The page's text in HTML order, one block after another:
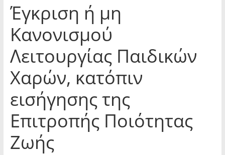
Έγκριση ή μη
Κανονισμού
Λειτουργίας Παιδικών
Χαρών, κατόπιν
εισήγησης της
Επιτροπής Ποιότητας
Ζωής